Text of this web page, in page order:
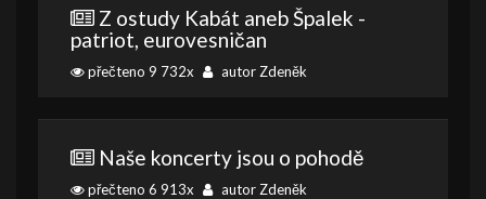
Z ostudy Kabát aneb Špalek -
patriot, eurovesničan
přečteno 9 732x autor Zdeněk
Naše koncerty jsou o pohodě
přečteno 6 913x autor Zdeněk